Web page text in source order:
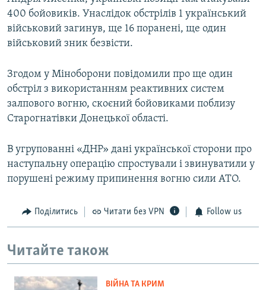
400 бойовиків. Унаслідок обстрілів 1 український
військовий загинув, ще 16 поранені, ще один
військовий зник безвісти.
Згодом у Міноборони повідомили про ще один
обстріл з використанням реактивних систем
залпового вогню, скоєний бойовиками поблизу
Старогнатівки Донецької області.
В угрупованні «ДНР» дані української сторони про
наступальну операцію спростували і звинуватили у
порушені режиму припинення вогню сили АТО.
Поділитись Читати без VPN Follow us
Читайте також
ВІЙНА ТА КРИМ